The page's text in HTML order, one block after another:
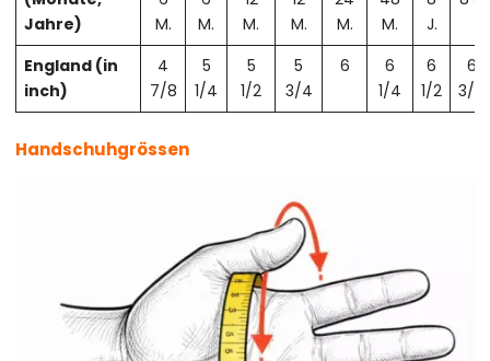
Jahre)
M.
M.
M.
M.
M.
M.
J.
England (in
inch)
4
7/8
5
1/4
5
1/2
5
3/4
6
6
1/4
6
1/2
6
3/4
Handschuhgrössen